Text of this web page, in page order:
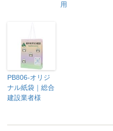
用
PB806-オリジ
ナル紙袋｜総合
建設業者様